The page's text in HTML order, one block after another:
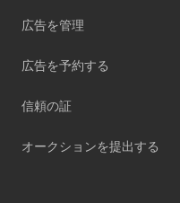
広告を管理
広告を予約する
信頼の証
オークションを提出する